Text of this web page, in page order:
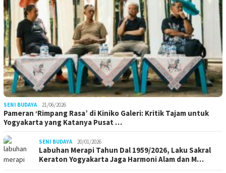
SENI BUDAYA 21/06/2026
Pameran ‘Rimpang Rasa’ di Kiniko Galeri: Kritik Tajam untuk
Yogyakarta yang Katanya Pusat …
SENI BUDAYA 20/01/2026
Labuhan Merapi Tahun Dal 1959/2026, Laku Sakral
Keraton Yogyakarta Jaga Harmoni Alam dan M…